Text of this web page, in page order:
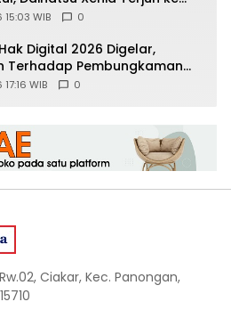
WIB 0
Digital 2026 Digelar,
Terhadap Pembungkaman
WIB 0
Ciakar, Kec. Panongan,